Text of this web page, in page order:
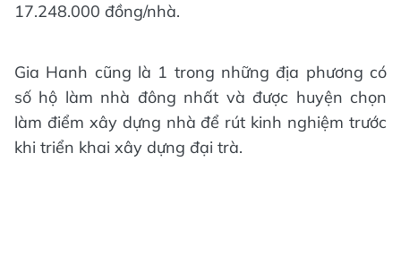
17.248.000 đồng/nhà.
Gia Hanh cũng là 1 trong những địa phương có
số hộ làm nhà đông nhất và được huyện chọn
làm điểm xây dựng nhà để rút kinh nghiệm trước
khi triển khai xây dựng đại trà.